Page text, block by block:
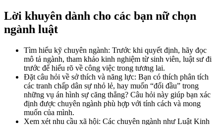
Lời khuyên dành cho các bạn nữ chọn
ngành luật
Tìm hiểu kỹ chuyên ngành: Trước khi quyết định, hãy đọc
mô tả ngành, tham khảo kinh nghiệm từ sinh viên, luật sư đi
trước để hiểu rõ về công việc trong tương lai.
Đặt câu hỏi về sở thích và năng lực: Bạn có thích phân tích
các tranh chấp dân sự nhỏ lẻ, hay muốn “đối đầu” trong
những vụ án hình sự căng thẳng? Câu hỏi này giúp bạn xác
định được chuyên ngành phù hợp với tính cách và mong
muốn của mình.
Xem xét nhu cầu xã hội: Các chuyên ngành như Luật Kinh